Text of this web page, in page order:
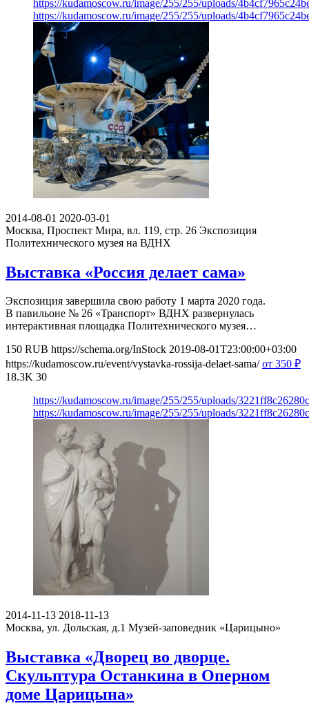
https://kudamoscow.ru/image/255/255/uploads/
https://kudamoscow.ru/image/255/255/uploads/
2014-08-01 2020-03-01
Москва, Проспект Мира, вл. 119, стр. 26 Экспозиция
Политехнического музея на ВДНХ
Выставка «Россия делает сама»
Экспозиция завершила свою работу 1 марта 2020 года.
В павильоне № 26 «Транспорт» ВДНХ развернулась
интерактивная площадка Политехнического музея…
150 RUB https://schema.org/InStock 2019-08-01T23:00:00+03:00
https://kudamoscow.ru/event/vystavka-rossija-delaet-sama/ от 350 ₽
18.3K 30
https://kudamoscow.ru/image/255/255/uploads/
https://kudamoscow.ru/image/255/255/uploads/
2014-11-13 2018-11-13
Москва, ул. Дольская, д.1 Музей-заповедник «Царицыно»
Выставка «Дворец во дворце.
Скульптура Останкина в Оперном
доме Царицына»